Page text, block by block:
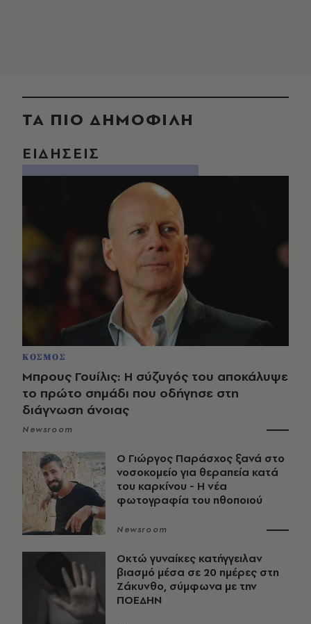
ΤΑ ΠΙΟ ΔΗΜΟΦΙΛΗ
ΕΙΔΗΣΕΙΣ
ΚΟΣΜΟΣ
Μπρους Γουίλις: Η σύζυγός του αποκάλυψε
το πρώτο σημάδι που οδήγησε στη
διάγνωση άνοιας
Newsroom
O Γιώργος Παράσχος ξανά στο
νοσοκομείο για θεραπεία κατά
του καρκίνου - Η νέα
φωτογραφία του ηθοποιού
Newsroom
Οκτώ γυναίκες κατήγγειλαν
βιασμό μέσα σε 20 ημέρες στη
Ζάκυνθο, σύμφωνα με την
ΠΟΕΔΗΝ